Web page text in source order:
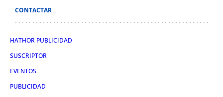
CONTACTAR
HATHOR PUBLICIDAD
SUSCRIPTOR
EVENTOS
PUBLICIDAD